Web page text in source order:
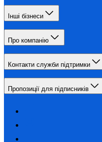
Інші бізнеси
Про компанію
Контакти служби підтримки
Пропозиції для підписників